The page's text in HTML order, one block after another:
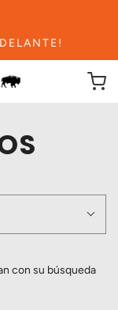
con su búsqueda